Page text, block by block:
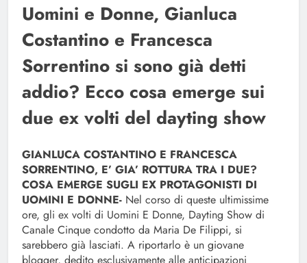
Uomini e Donne, Gianluca
Costantino e Francesca
Sorrentino si sono già detti
addio? Ecco cosa emerge sui
due ex volti del dayting show
GIANLUCA COSTANTINO E FRANCESCA
SORRENTINO, E’ GIA’ ROTTURA TRA I DUE?
COSA EMERGE SUGLI EX PROTAGONISTI DI
UOMINI E DONNE- Nel corso di queste ultimissime
ore, gli ex volti di Uomini E Donne, Dayting Show di
Canale Cinque condotto da Maria De Filippi, si
sarebbero già lasciati. A riportarlo è un giovane